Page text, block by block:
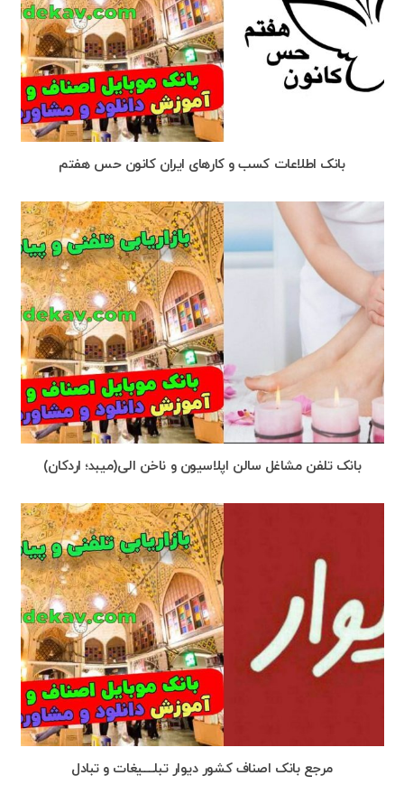
بانک اطلاعات کسب و کارهای ایران کانون حس هفتم
بانک تلفن مشاغل سالن اپلاسیون و ناخن الی(میبد؛ اردکان)
مرجع بانک اصناف کشور دیوار تبلـــــیغات و تبادل